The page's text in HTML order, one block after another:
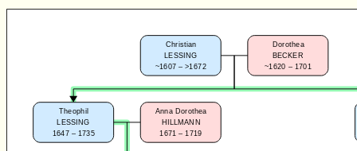
Theophil
LESSING
1647 – 1735
Anna Dorothea
HILLMANN
1671 – 1719
Christian
LESSING
~1607 – >1672
Dorothea
BECKER
~1620 – 1701